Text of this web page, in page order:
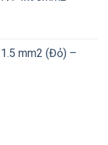
mm2 (Đỏ) –